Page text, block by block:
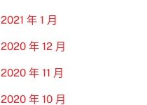
2021 年 1 月
2020 年 12 月
2020 年 11 月
2020 年 10 月